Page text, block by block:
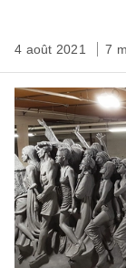
4 août 2021 7